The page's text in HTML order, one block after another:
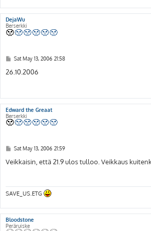
DejaWu
Berserkki
P
s
t
Sat May 13, 2006 21:58
26.10.2006
Edward the Greaat
Berserkki
P
s
t
Sat May 13, 2006 21:59
Veikkaisin, että 21.9 ulos tulloo. Veikkaus
SAVE_US.ETG
Bloodstone
Peräruiske